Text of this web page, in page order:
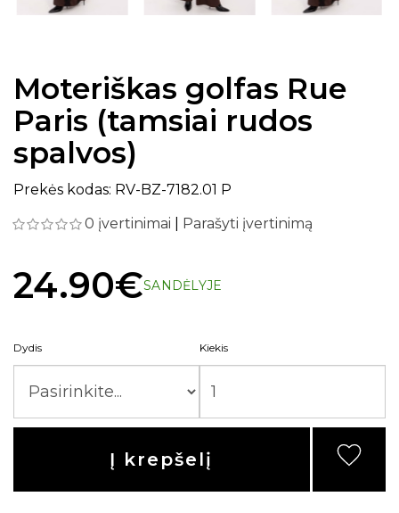
Moteriškas golfas Rue
Paris (tamsiai rudos
spalvos)
Prekės kodas: RV-BZ-7182.01 P
0 įvertinimai
Parašyti įvertinimą
24.90€SANDĖLYJE
Dydis Kiekis
Į krepšelį